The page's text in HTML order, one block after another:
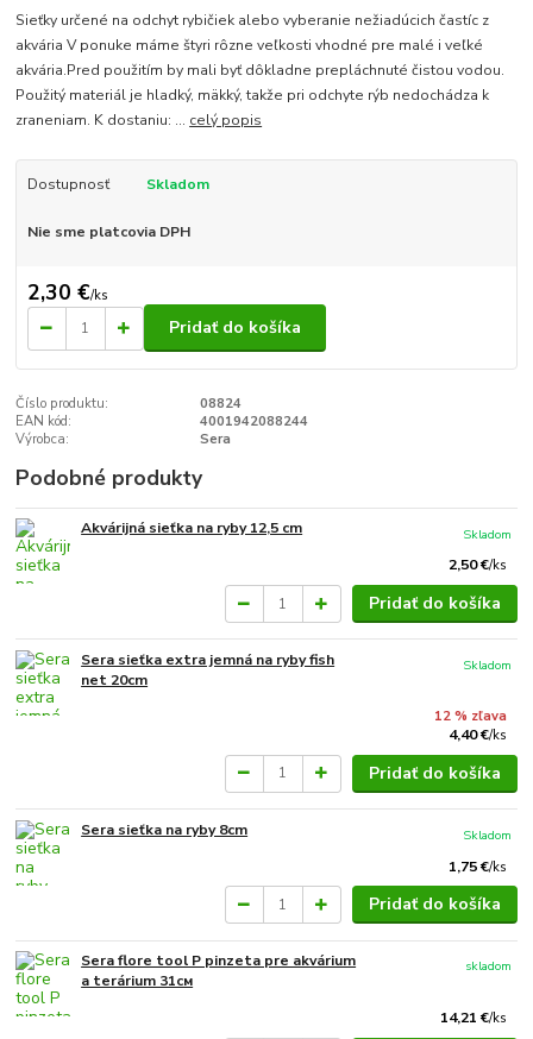
Sieťky určené na odchyt rybičiek alebo vyberanie nežiadúcich častíc z
akvária V ponuke máme štyri rôzne veľkosti vhodné pre malé i veľké
akvária.Pred použitím by mali byť dôkladne prepláchnuté čistou vodou.
Použitý materiál je hladký, mäkký, takže pri odchyte rýb nedochádza k
zraneniam. K dostaniu: ... celý popis
Dostupnosť Skladom
Nie sme platcovia DPH
2,30 €/ks
Pridať do košíka
Číslo produktu:
08824
EAN kód:
4001942088244
Výrobca:
Sera
Podobné produkty
Akvárijná sieťka na ryby 12,5 cm
2,50 €/ks
Skladom
Pridať do košíka
Sera sieťka extra jemná na ryby fish
net 20cm
12 % zľava
4,40 €/ks
Skladom
Pridať do košíka
Sera sieťka na ryby 8cm
1,75 €/ks
Skladom
Pridať do košíka
Sera flore tool P pinzeta pre akvárium
a terárium 31см
14,21 €/ks
skladom